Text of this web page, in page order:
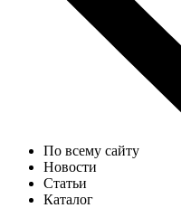
По всему сайту
Новости
Статьи
Каталог